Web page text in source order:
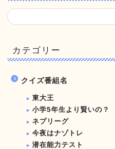
カテゴリー
クイズ番組名
東大王
小学5年生より賢いの？
ネプリーグ
今夜はナゾトレ
潜在能力テスト